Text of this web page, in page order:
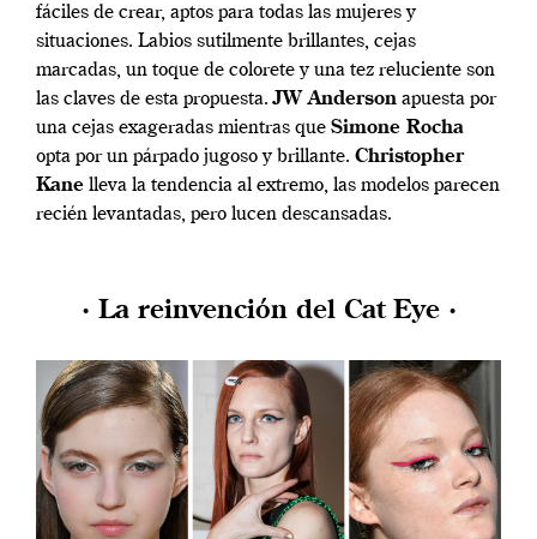
fáciles de crear, aptos para todas las mujeres y
situaciones. Labios sutilmente brillantes, cejas
marcadas, un toque de colorete y una tez reluciente son
las claves de esta propuesta.JW Anderson apuesta por
una cejas exageradas mientras que Simone Rocha
opta por un párpado jugoso y brillante. Christopher
Kane lleva la tendencia al extremo, las modelos parecen
recién levantadas, pero lucen descansadas.
· La reinvención del Cat Eye ·